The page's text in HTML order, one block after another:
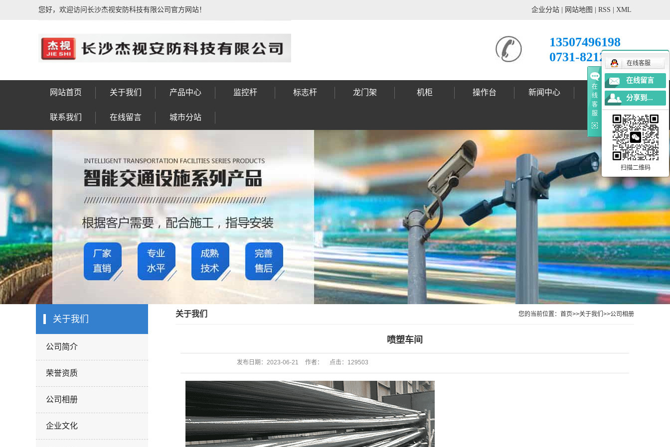
您好，欢迎访问长沙杰视安防科技有限公司官方网站！ 企业分站 网站地图 RSS XML
13507496198
0731-82121678
网站首页 关于我们
公司简介
荣誉资质
公司相册
企业文化
发展历程
售后服务
联系我们
产品中心
智慧灯杆
LED景观灯
监控杆
标志杆
龙门架
F型显示屏杆
高杆灯
太阳能路灯
信号灯杆
监控八棱杆
信号灯八棱杆
机柜
操作台
实验台
控制台
工作台
钣金
设备箱
岗亭
监控电视墙
车牌识别系统
人行通道闸系统
动态人脸识别系
车位引导系统
楼宇对讲系统
公共广播系统
防盗报警系统
门禁考勤系统
视频会议系统
综合布线系统
IPTV电视系统
电子围栏系统
视频监控系统
监控杆 标志杆 龙门架 机柜 操作台 新闻中心 工程案例
灯杆案例
标志杆案例
标志牌案例
信号灯案例
更多案例
联系我们 在线留言 城市分站
关于我们
公司简介
荣誉资质
公司相册
企业文化
关于我们 您的当前位置： 首页>>关于我们 >>公司相册
喷塑车间
发布日期： 2023-06-21 作者： 点击： 129503
在
线
客
服
在线客服
在线留言
分享到...
扫描二维码